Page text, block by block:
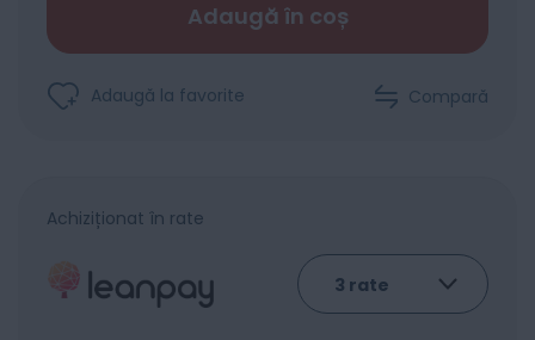
Adaugă în coș
Adaugă la favorite Compară
Achiziționat în rate